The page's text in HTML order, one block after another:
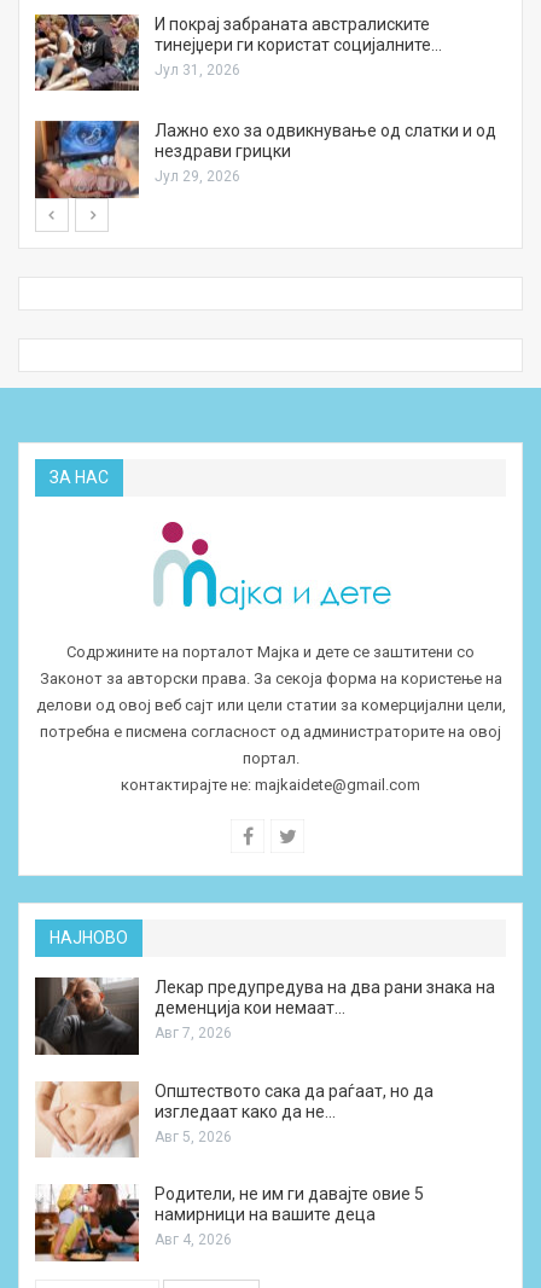
И покрај забраната австралиските
тинејџери ги користат социјалните…
Јул 31, 2026
Лажно ехо за одвикнување од слатки и од
нездрави грицки
Јул 29, 2026
ЗА НАС
Содржините на порталот Мајка и дете се заштитени со
Законот за авторски права. За секоја форма на користење на
делови од овој веб сајт или цели статии за комерцијални цели,
потребна е писмена согласност од администраторите на овој
портал.
контактирајте не: majkaidete@gmail.com
НАЈНОВО
Лекар предупредува на два рани знака на
деменција кои немаат…
Авг 7, 2026
Општеството сака да раѓаат, но да
изгледаат како да не…
Авг 5, 2026
Родители, не им ги давајте овие 5
намирници на вашите деца
Авг 4, 2026